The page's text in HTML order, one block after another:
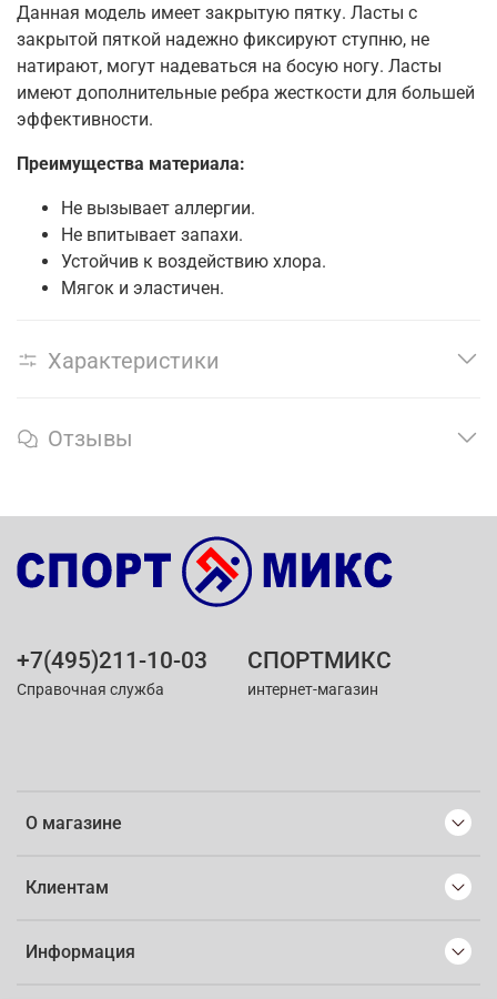
Данная модель имеет закрытую пятку. Ласты с
закрытой пяткой надежно фиксируют ступню, не
натирают, могут надеваться на босую ногу. Ласты
имеют дополнительные ребра жесткости для большей
эффективности.
Преимущества материала:
Не вызывает аллергии.
Не впитывает запахи.
Устойчив к воздействию хлора.
Мягок и эластичен.
Характеристики
Отзывы
О магазине
Клиентам
Информация
+7(495)211-10-03
Справочная служба
СПОРТМИКС
интернет-магазин